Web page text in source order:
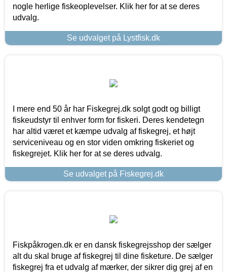
nogle herlige fiskeoplevelser. Klik her for at se deres
udvalg.
Se udvalget på Lystfisk.dk
I mere end 50 år har Fiskegrej.dk solgt godt og billigt
fiskeudstyr til enhver form for fiskeri. Deres kendetegn
har altid været et kæmpe udvalg af fiskegrej, et højt
serviceniveau og en stor viden omkring fiskeriet og
fiskegrejet. Klik her for at se deres udvalg.
Se udvalget på Fiskegrej.dk
Fiskpåkrogen.dk er en dansk fiskegrejsshop der sælger
alt du skal bruge af fiskegrej til dine fisketure. De sælger
fiskegrej fra et udvalg af mærker, der sikrer dig grej af en